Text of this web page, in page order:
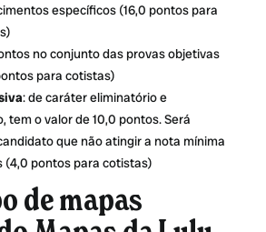
específicos (16,0 pontos para
no conjunto das provas objetivas
para cotistas)
: de caráter eliminatório e
tem o valor de 10,0 pontos. Será
que não atingir a nota mínima
(4,0 pontos para cotistas)
de mapas